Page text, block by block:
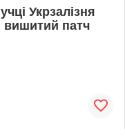
Укрзалізня
вишитий патч